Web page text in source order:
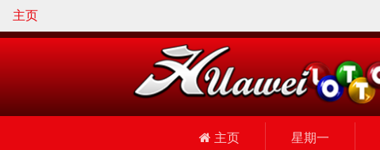
主页
主页 星期一